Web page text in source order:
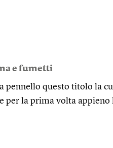
e fumetti
pennello questo titolo la
per la prima volta appieno